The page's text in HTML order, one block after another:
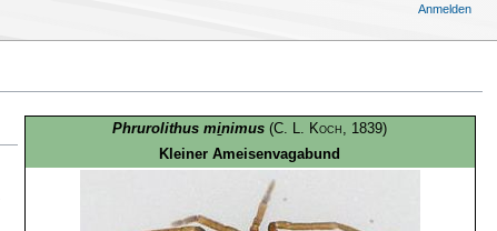
Phrurolithus minimus (C. L. Koch, 1839)
Kleiner Ameisenvagabund
Anmelden